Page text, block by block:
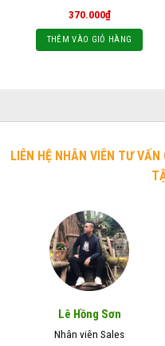
370.000₫
THÊM VÀO GIỎ HÀNG
LIÊN HỆ NHÂN VIÊN TƯ
Lê Hồng Sơn
Nhân viên Sales